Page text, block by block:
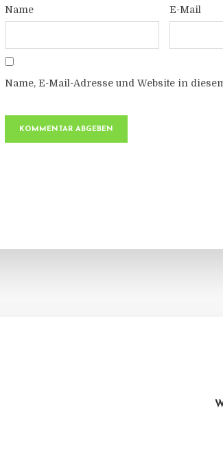
Name E-Mail
Name, E-Mail-Adresse und Website in